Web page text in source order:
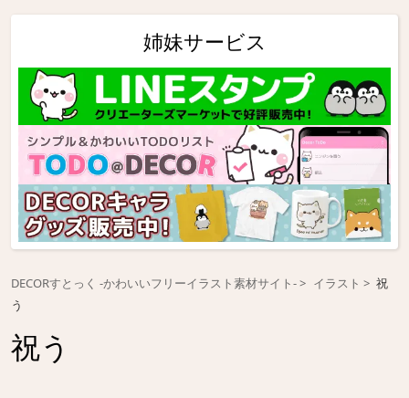
姉妹サービス
DECORすとっく -かわいいフリーイラスト素材サイト- イラスト
祝
う
祝う